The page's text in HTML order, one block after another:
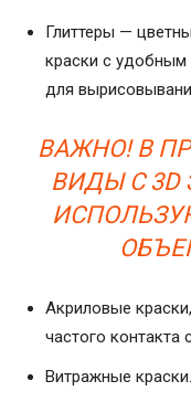
Глиттеры —
краски с удобным
для
ВАЖНО! В
ВИДЫ С
Акриловые
частого контакта
Витражные краски.